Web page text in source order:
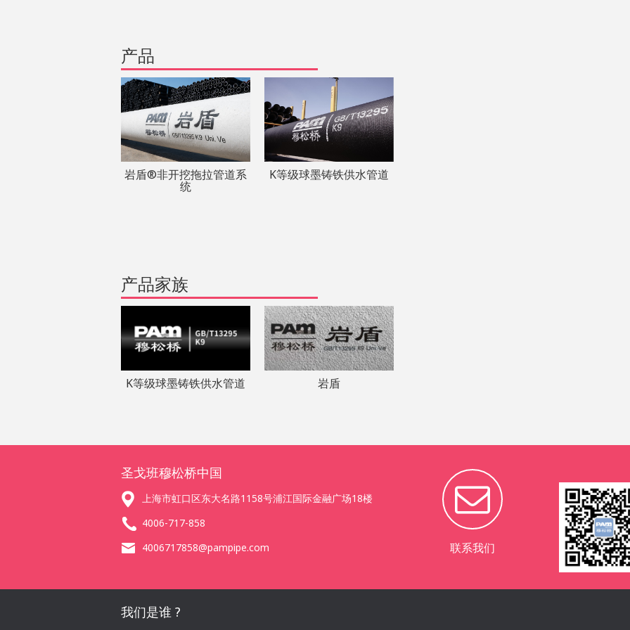
产品
岩盾®非开挖拖拉管道系
统
K等级球墨铸铁供水管道
产品家族
K等级球墨铸铁供水管道 岩盾
圣戈班穆松桥中国
上海市虹口区东大名路1158号浦江国际金融广场18楼
4006-717-858
4006717858@pampipe.com
联系我们
我们是谁 ?